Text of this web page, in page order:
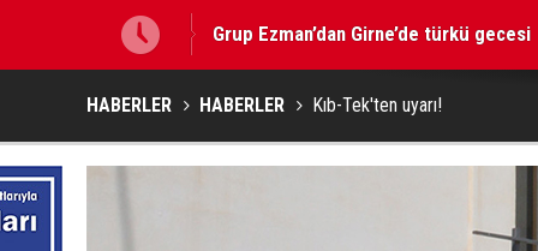
Grup Ezman’dan Girne’de türkü gecesi
HABERLER HABERLER Kıb-Tek'ten uyarı!